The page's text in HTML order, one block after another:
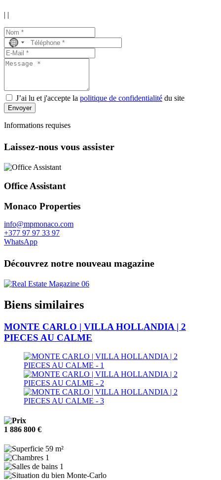
| |
No
country
selected
J’ai lu et j'accepte la politique de confidentialité du site
Envoyer
Informations requises
Laissez-nous vous assister
Office Assistant
Monaco Properties
info@mpmonaco.com
+377 97 97 33 97
WhatsApp
Découvrez notre nouveau magazine
Biens similaires
MONTE CARLO | VILLA HOLLANDIA | 2
PIECES AU CALME
1 886 800 €
59 m²
1
1
Monte-Carlo